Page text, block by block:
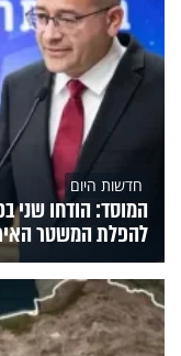
חדשות היום
המוסד: הודחו שני
להפלת המשטר